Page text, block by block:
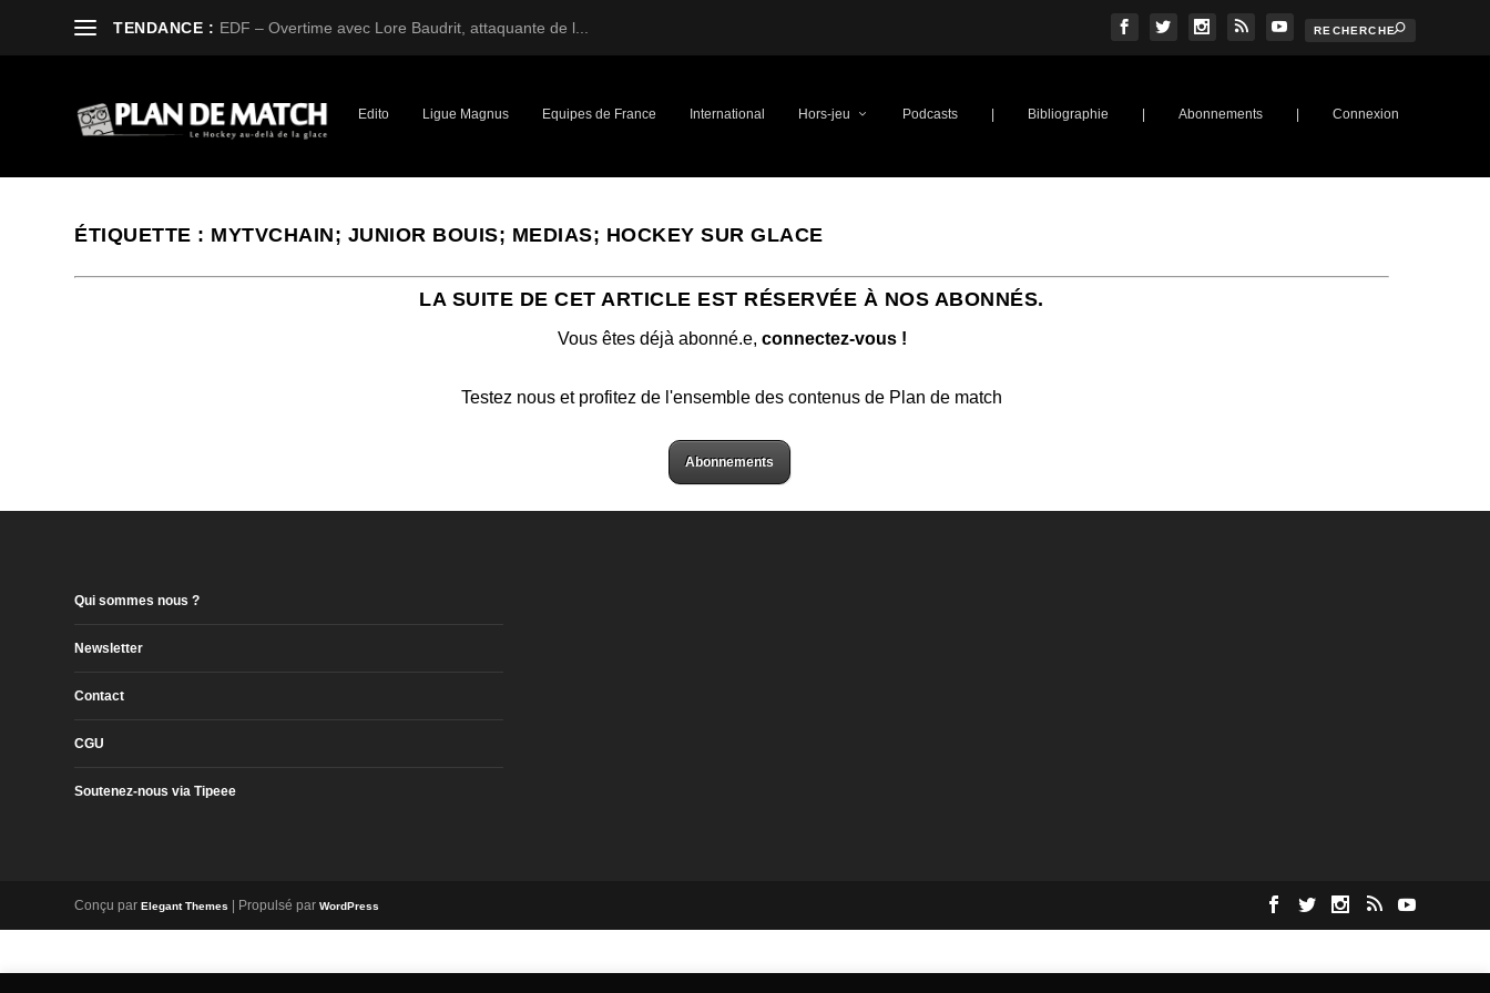
TENDANCE : EDF – Overtime avec Lore Baudrit, attaquante de l...
Edito Ligue Magnus Equipes de France International Hors-jeu Podcasts Bibliographie Abonnements Connexion
ÉTIQUETTE : MYTVCHAIN; JUNIOR BOUIS; MEDIAS; HOCKEY SUR GLACE
LA SUITE DE CET ARTICLE EST RÉSERVÉE À NOS ABONNÉS.
Vous êtes déjà abonné.e, connectez-vous !
Testez nous et profitez de l'ensemble des contenus de Plan de match
Abonnements
Qui sommes nous ?
Newsletter
Contact
CGU
Soutenez-nous via Tipeee
Conçu parElegant Themes | Propulsé parWordPress